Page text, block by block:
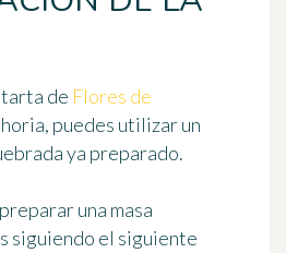
de Flores de
puedes utilizar un
ya preparado.
una masa
siguiendo el siguiente